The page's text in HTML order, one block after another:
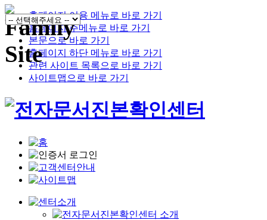
홈페이지 이용 메뉴로 바로 가기
홈페이지 주메뉴로 바로 가기
본문으로 바로 가기
홈페이지 하단 메뉴로 바로 가기
관련 사이트 목록으로 바로 가기
사이트맵으로 바로 가기